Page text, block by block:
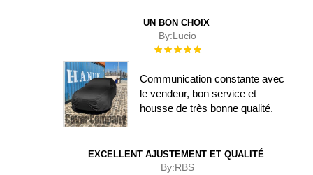
UN BON CHOIX
By:Lucio
Évaluation :
Communication constante avec
le vendeur, bon service et
housse de très bonne qualité.
EXCELLENT AJUSTEMENT ET QUALITÉ
By:RBS